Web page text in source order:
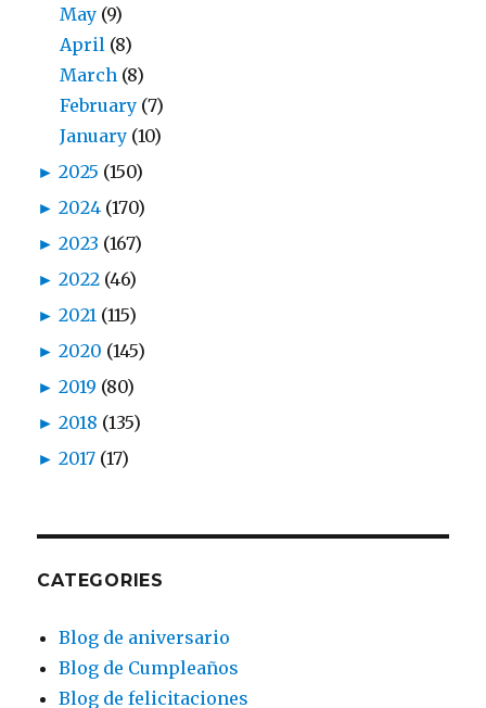
May (9)
April (8)
March (8)
February (7)
January (10)
► 2025 (150)
► 2024 (170)
► 2023 (167)
► 2022 (46)
► 2021 (115)
► 2020 (145)
► 2019 (80)
► 2018 (135)
► 2017 (17)
CATEGORIES
Blog de aniversario
Blog de Cumpleaños
Blog de felicitaciones